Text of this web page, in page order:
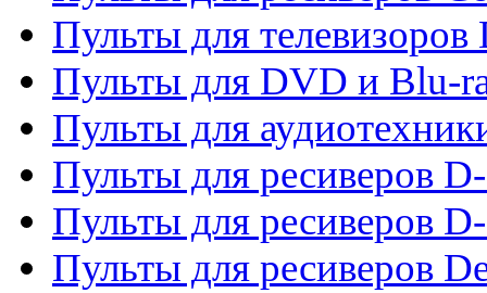
Пульты для телевизоров
Пульты для DVD и Blu-
Пульты для
Пульты для ресиверов
Пульты для ресиверов
Пульты для ресиверов